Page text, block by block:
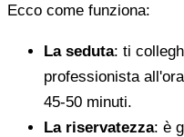
Ecco come funziona:
La seduta: ti
professionista
45-50 minuti.
La riservatezza: è